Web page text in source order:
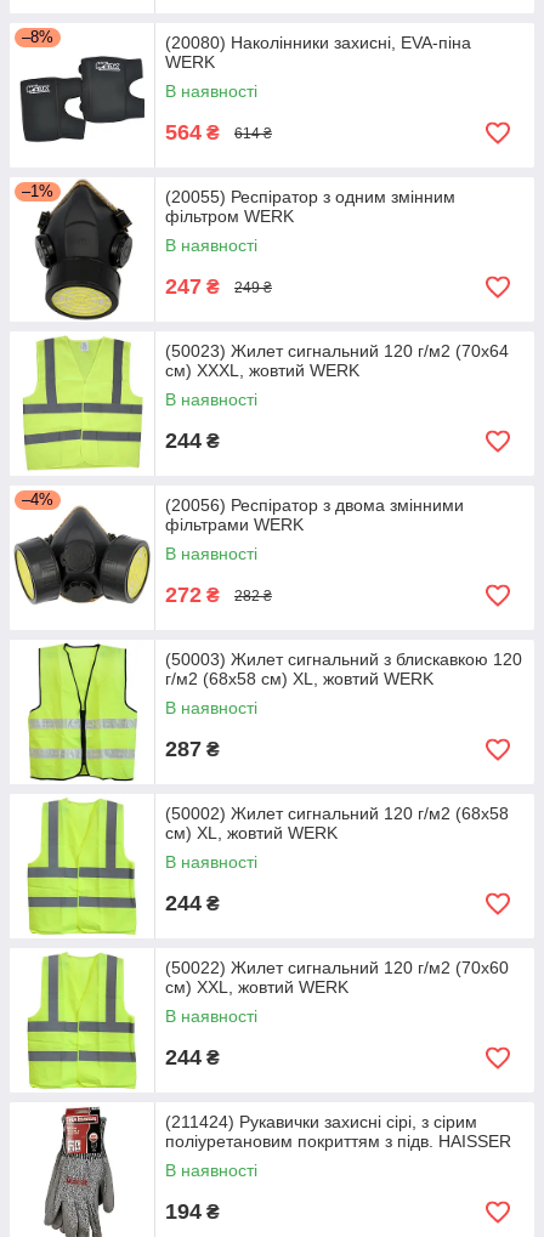
–8%
(20080) Наколінники захисні, EVA-піна
WERK
В наявності
564 ₴ 614 ₴
–1%
(20055) Респіратор з одним змінним
фільтром WERK
В наявності
247 ₴ 249 ₴
(50023) Жилет сигнальний 120 г/м2 (70х64
см) XXXL, жовтий WERK
В наявності
244 ₴
–4%
(20056) Респіратор з двома змінними
фільтрами WERK
В наявності
272 ₴ 282 ₴
(50003) Жилет сигнальний з блискавкою 120
г/м2 (68х58 см) XL, жовтий WERK
В наявності
287 ₴
(50002) Жилет сигнальний 120 г/м2 (68х58
см) XL, жовтий WERK
В наявності
244 ₴
(50022) Жилет сигнальний 120 г/м2 (70х60
см) XXL, жовтий WERK
В наявності
244 ₴
(211424) Рукавички захисні сірі, з сірим
поліуретановим покриттям з підв. HAISSER
В наявності
194 ₴